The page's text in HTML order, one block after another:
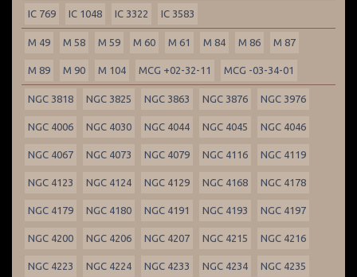
IC 769 IC 1048 IC 3322 IC 3583
M 49 M 58 M 59 M 60 M 61 M 84 M 86 M 87
M 89 M 90 M 104 MCG +02-32-11 MCG -03-34-01
NGC 3818 NGC 3825 NGC 3863 NGC 3876 NGC 3976
NGC 4006 NGC 4030 NGC 4044 NGC 4045 NGC 4046
NGC 4067 NGC 4073 NGC 4079 NGC 4116 NGC 4119
NGC 4123 NGC 4124 NGC 4129 NGC 4168 NGC 4178
NGC 4179 NGC 4180 NGC 4191 NGC 4193 NGC 4197
NGC 4200 NGC 4206 NGC 4207 NGC 4215 NGC 4216
NGC 4223 NGC 4224 NGC 4233 NGC 4234 NGC 4235